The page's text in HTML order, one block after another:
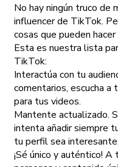
No hay ningún truco de
influencer de TikTok.
cosas que pueden
Esta es nuestra lista
TikTok:
Interactúa con tu
comentarios, escucha a
para tus videos.
Mantente actualizado.
intenta añadir siempre
tu perfil sea interesante.
¡Sé único y auténtico!